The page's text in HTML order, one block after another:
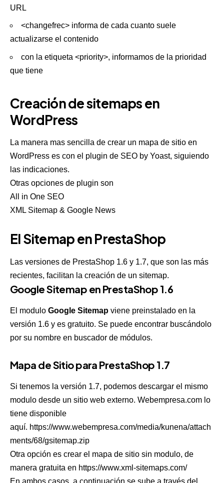
URL
<changefrec> informa de cada cuanto suele
actualizarse el contenido
con la etiqueta <priority>, informamos de la prioridad
que tiene
Creación de sitemaps en
WordPress
La manera mas sencilla de crear un mapa de sitio en
WordPress es con el plugin de SEO by Yoast, siguiendo
las indicaciones.
Otras opciones de plugin son
All in One SEO
XML Sitemap & Google News
El Sitemap en PrestaShop
Las versiones de PrestaShop 1.6 y 1.7, que son las más
recientes, facilitan la creación de un sitemap.
Google Sitemap en PrestaShop 1.6
El modulo Google Sitemap viene preinstalado en la
versión 1.6 y es gratuito. Se puede encontrar buscándolo
por su nombre en buscador de módulos.
Mapa de Sitio para PrestaShop 1.7
Si tenemos la versión 1.7, podemos descargar el mismo
modulo desde un sitio web externo. Webempresa.com lo
tiene disponible
aquí. https://www.webempresa.com/media/kunena/attach
ments/68/gsitemap.zip
Otra opción es crear el mapa de sitio sin modulo, de
manera gratuita en https://www.xml-sitemaps.com/